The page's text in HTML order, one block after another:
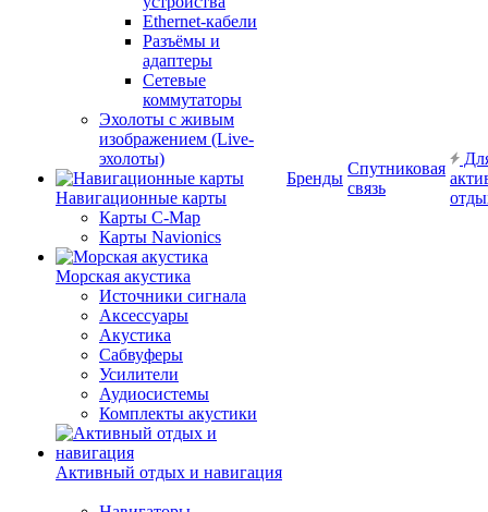
Ethernet-кабели
Разъёмы и
адаптеры
Сетевые
коммутаторы
Эхолоты с живым
изображением (Live-
эхолоты)
Навигационные карты
Карты C-Map
Карты Navionics
Морская акустика
Источники сигнала
Аксессуары
Акустика
Сабвуферы
Усилители
Аудиосистемы
Комплекты акустики
Активный отдых и навигация
Бренды
Спутниковая
связь